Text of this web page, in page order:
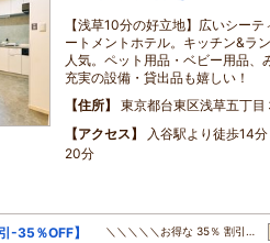
【浅草10分の好立地】広いシー
ートメントホテル。キッチン&ラ
人気。ペット用品・ベビー用品、
充実の設備・貸出品も嬉しい！
住所
東京都台東区浅草五丁目
アクセス
入谷駅より徒歩14
20分
-35％OFF】
＼＼＼＼＼お得な 35％ 割引…